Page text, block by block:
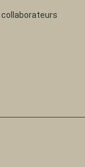
collaborateurs